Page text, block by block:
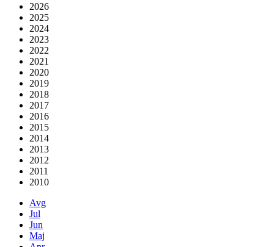
2026
2025
2024
2023
2022
2021
2020
2019
2018
2017
2016
2015
2014
2013
2012
2011
2010
Avg
Jul
Jun
Maj